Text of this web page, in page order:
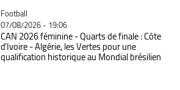
Catégorie
Football
07/08/2026 - 19:06
CAN 2026 féminine - Quarts de finale : Côte
d'Ivoire - Algérie, les Vertes pour une
qualification historique au Mondial brésilien